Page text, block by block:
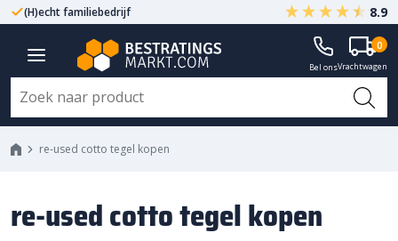
(H)echt familiebedrijf Gegarandeerd A-kwaliteit
8.9
Bel onsVrachtwagen
0
re-used cotto tegel kopen
re-used cotto tegel kopen